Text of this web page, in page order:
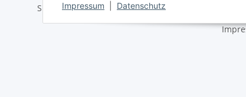
Impressum Datenschutz
Sitemap